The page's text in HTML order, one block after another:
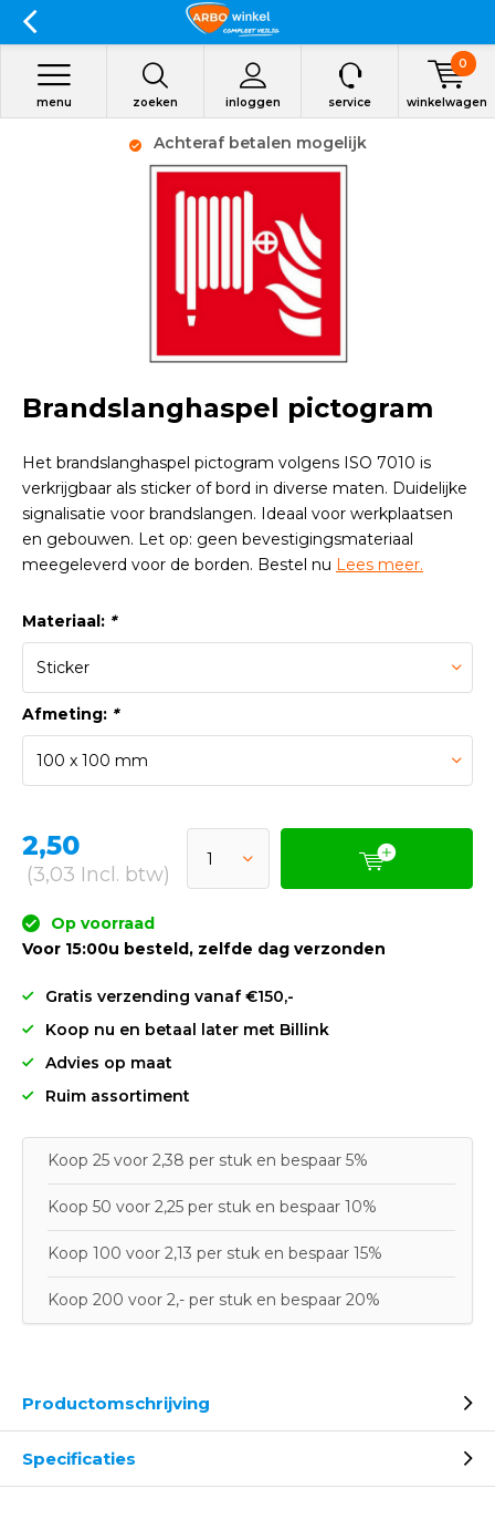
zoeken inloggen
menu service winkelwagen
0
Achteraf betalen mogelijk
Brandslanghaspel pictogram
Het brandslanghaspel pictogram volgens ISO 7010 is
verkrijgbaar als sticker of bord in diverse maten. Duidelijke
signalisatie voor brandslangen. Ideaal voor werkplaatsen
en gebouwen. Let op: geen bevestigingsmateriaal
meegeleverd voor de borden. Bestel nu Lees meer.
Materiaal: *
Afmeting: *
2,50
(3,03 Incl. btw)
Op voorraad
Voor 15:00u besteld, zelfde dag verzonden
Gratis verzending vanaf €150,-
Koop nu en betaal later met Billink
Advies op maat
Ruim assortiment
Koop 25 voor 2,38 per stuk en bespaar 5%
Koop 50 voor 2,25 per stuk en bespaar 10%
Koop 100 voor 2,13 per stuk en bespaar 15%
Koop 200 voor 2,- per stuk en bespaar 20%
Productomschrijving
Specificaties